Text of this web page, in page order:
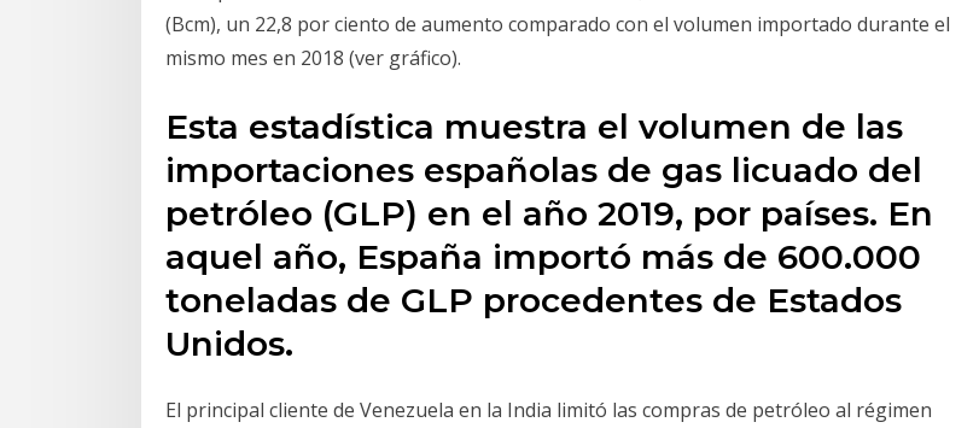
(Bcm), un 22,8 por ciento de aumento comparado con el volumen importado durante el
mismo mes en 2018 (ver gráfico).
Esta estadística muestra el volumen de las
importaciones españolas de gas licuado del
petróleo (GLP) en el año 2019, por países. En
aquel año, España importó más de 600.000
toneladas de GLP procedentes de Estados
Unidos.
El principal cliente de Venezuela en la India limitó las compras de petróleo al régimen